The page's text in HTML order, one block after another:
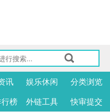
讯 娱乐休闲
分类浏览
榜 外链工具 快审提交